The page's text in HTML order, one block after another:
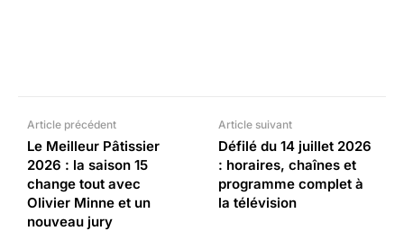
Article précédent
Le Meilleur Pâtissier
2026 : la saison 15
change tout avec
Olivier Minne et un
nouveau jury
Article suivant
Défilé du 14 juillet 2026
: horaires, chaînes et
programme complet à
la télévision